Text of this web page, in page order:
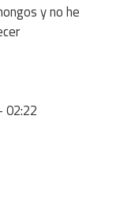
y no he
02:22